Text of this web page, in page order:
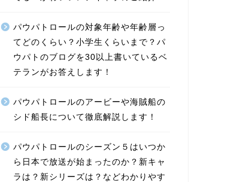
パウパトロールの対象年齢や年齢層っ
てどのくらい？小学生くらいまで？パ
ウパトのブログを30以上書いているベ
テランがお答えします！
パウパトロールのアービーや海賊船の
シド船長について徹底解説します！
パウパトロールのシーズン５はいつか
ら日本で放送が始まったのか？新キャ
ラは？新シリーズは？などわかりやす